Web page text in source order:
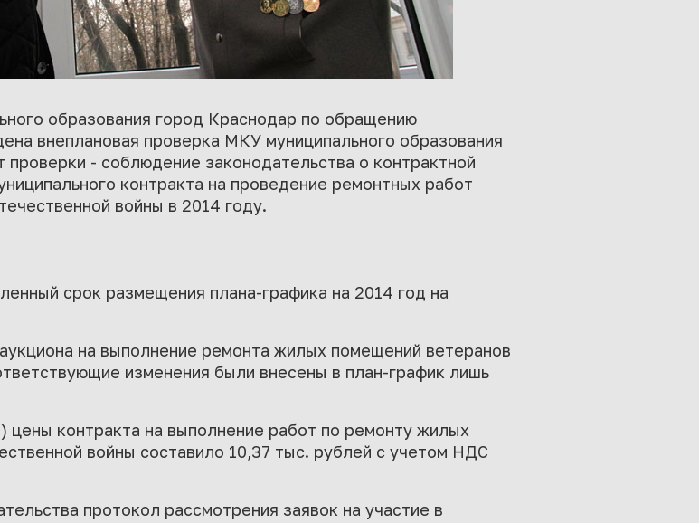
образования город Краснодар по обращению
внеплановая проверка МКУ муниципального образования
- соблюдение законодательства о контрактной
контракта на проведение ремонтных работ
войны в 2014 году.
срок размещения плана-графика на 2014 год на
на выполнение ремонта жилых помещений ветеранов
изменения были внесены в план-график лишь
цены контракта на выполнение работ по ремонту жилых
войны составило 10,37 тыс. рублей с учетом НДС
протокол рассмотрения заявок на участие в